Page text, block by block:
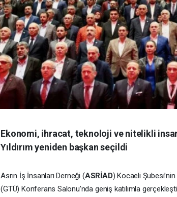
Ekonomi, ihracat, teknoloji ve nitelikli
Yıldırım yeniden başkan seçildi
Asrın İş İnsanları Derneği (ASRİAD) Kocaeli Şubesi’nin
(GTÜ) Konferans Salonu’nda geniş katılımla